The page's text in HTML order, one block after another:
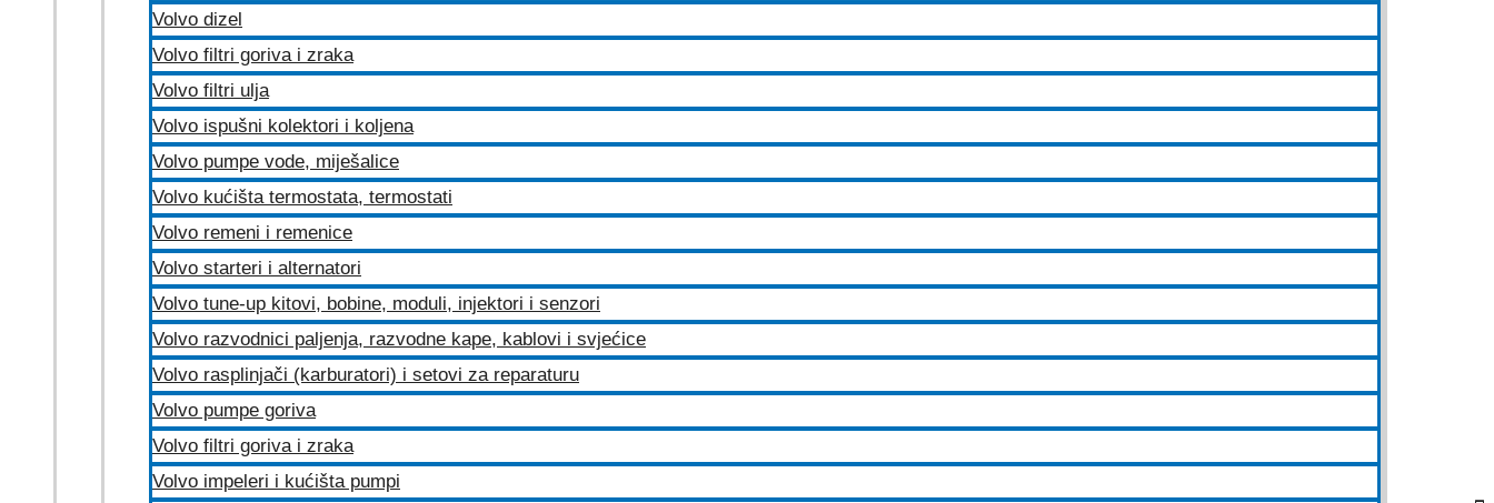
Volvo dizel
Volvo filtri goriva i zraka
Volvo filtri ulja
Volvo ispušni kolektori i koljena
Volvo pumpe vode, miješalice
Volvo kućišta termostata, termostati
Volvo remeni i remenice
Volvo starteri i alternatori
Volvo tune-up kitovi, bobine, moduli, injektori i senzori
Volvo razvodnici paljenja, razvodne kape, kablovi i svjećice
Volvo rasplinjači (karburatori) i setovi za reparaturu
Volvo pumpe goriva
Volvo filtri goriva i zraka
Volvo impeleri i kućišta pumpi